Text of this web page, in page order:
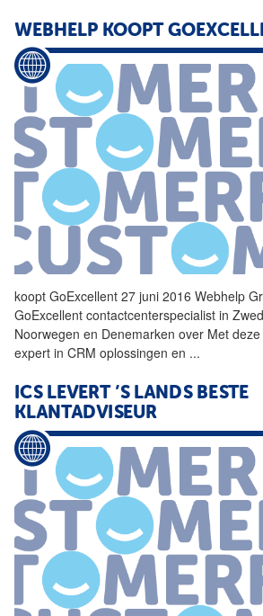
WEBHELP KOOPT
koopt GoExcellent 27 juni 2016 Webhelp
GoExcellent contactcenterspecialist in
Noorwegen en Denemarken over Met
expert in CRM oplossingen en ...
ICS LEVERT ’S LANDS BESTE
KLANTADVISEUR